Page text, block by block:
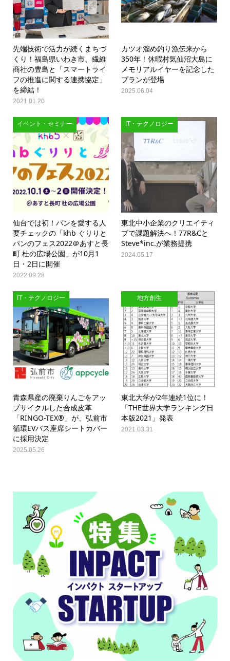
先端技術で活力が続くまちづ
くり！福島県いわき市、繊維
商社の豊島と「スマートライ
フの推進に関する連携協定」
を締結！
2021.01.20
カツオ溜め釣り漁伝来から
350年！休暇村気仙沼大島に
メモリアルイヤーを記念した
プランが登場
2025.06.04
イベント・セミナー
仙台では初！パンを愛する人
要チェックの「khb ぐりりと
パンのフェス2022＠あすと長
町 杜の広場公園」が10月1
日・2日に開催
2022.09.28
IT・テクノロジー
東北中小企業のクリエイティ
ブで課題解決へ！77R&Cと
Steve*inc.が業務提携
2024.05.17
IT・テクノロジー
青森県産の廃棄りんごをアッ
プサイクルした合成皮革
「RINGO-TEX®」が、弘前市
循環EVバス座席シートカバー
に採用決定
2025.05.26
地方創生
東北大学が2年連続1位に！
「THE世界大学ランキング日
本版2021」発表
2021.03.31